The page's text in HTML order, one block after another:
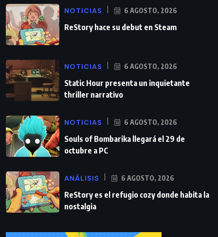
NOTICIAS 6 AGOSTO, 2026
ReStory hace su debut en Steam
NOTICIAS 6 AGOSTO, 2026
Static Hour presenta un inquietante
thriller narrativo
NOTICIAS 6 AGOSTO, 2026
Souls of Bombarika llegará el 29 de
octubre a PC
ANÁLISIS 6 AGOSTO, 2026
ReStory es el refugio cozy donde habita la
nostalgia